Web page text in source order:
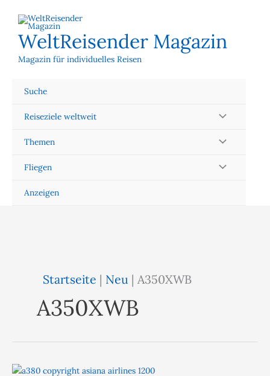
Inhalt
springenWeltReisender Magazin
Magazin für individuelles Reisen
Suche
Reiseziele weltweit
Themen
Fliegen
Anzeigen
Startseite | Neu |A350XWB
A350XWB